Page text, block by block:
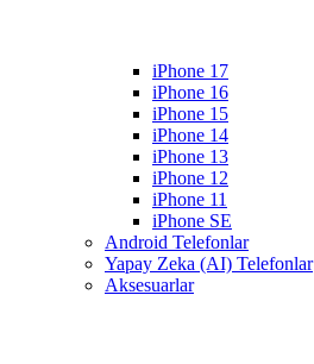
iPhone 17
iPhone 16
iPhone 15
iPhone 14
iPhone 13
iPhone 12
iPhone 11
iPhone SE
Android Telefonlar
Yapay Zeka (AI) Telefonlar
Aksesuarlar